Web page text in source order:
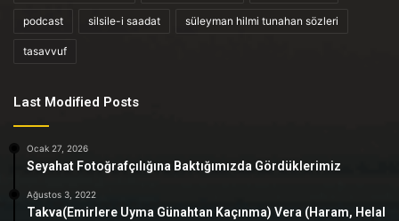
podcast silsile-i saadat süleyman hilmi tunahan sözleri
tasavvuf
Last Modified Posts
Ocak 27, 2026
Seyahat Fotoğrafçılığına Baktığımızda Gördüklerimiz
Ağustos 3, 2022
Takva(Emirlere Uyma Günahtan Kaçınma) Vera (Haram, Helal